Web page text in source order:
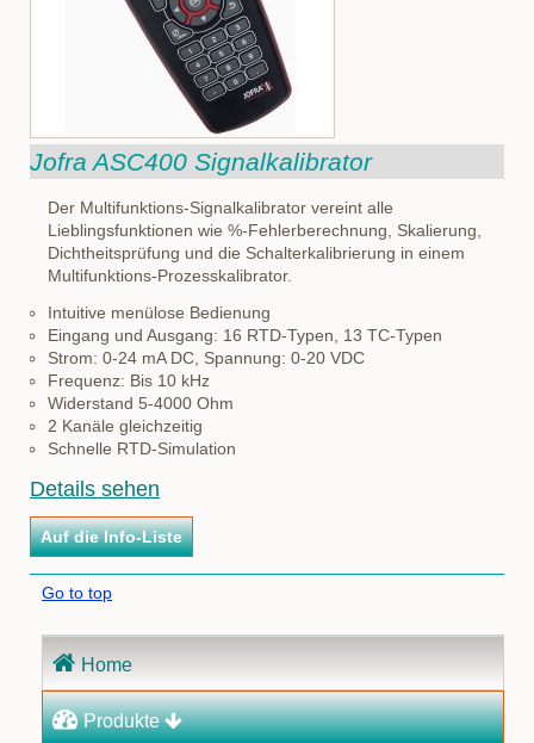
Jofra ASC400 Signalkalibrator
Der Multifunktions-Signalkalibrator vereint alle
Lieblingsfunktionen wie %-Fehlerberechnung, Skalierung,
Dichtheitsprüfung und die Schalterkalibrierung in einem
Multifunktions-Prozesskalibrator.
Intuitive menülose Bedienung
Eingang und Ausgang: 16 RTD-Typen, 13 TC-Typen
Strom: 0-24 mA DC, Spannung: 0-20 VDC
Frequenz: Bis 10 kHz
Widerstand 5-4000 Ohm
2 Kanäle gleichzeitig
Schnelle RTD-Simulation
Details sehen
Go to top
überspringen
Home
Produkte